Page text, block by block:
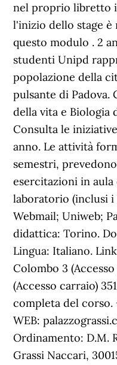
nel proprio libretto i
l'inizio dello stage è
questo modulo . 2
studenti Unipd
popolazione della
pulsante di Padova.
della vita e Biologia
Consulta le
anno. Le attività
semestri,
esercitazioni in
laboratorio (inclusi
Webmail; Uniweb;
didattica: Torino.
Lingua: Italiano.
Colombo 3
(Accesso carraio)
completa del corso.
WEB:
Ordinamento: D.M.
Grassi Naccari,